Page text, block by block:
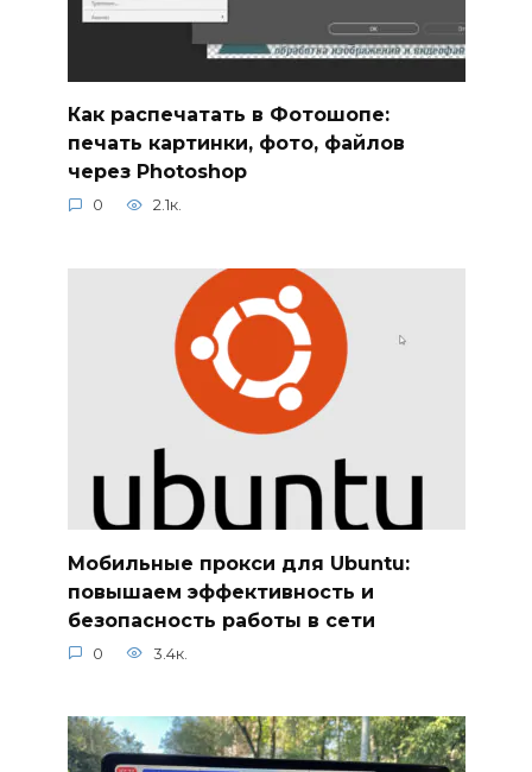
Как распечатать в Фотошопе:
печать картинки, фото, файлов
через Photoshop
0 2.1к.
Мобильные прокси для Ubuntu:
повышаем эффективность и
безопасность работы в сети
0 3.4к.